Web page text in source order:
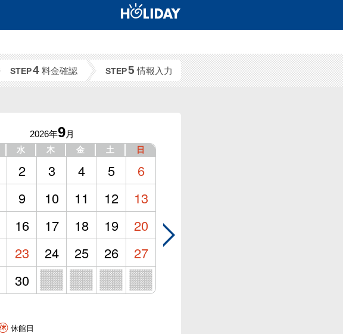
STEP4 料金確認 STEP5 情報入力
2026年9月
水 木 金 土 日
2 3 4 5
6
9 10 11 12
13
16 17 18 19
20
23 24 25 26
27
30
休館日